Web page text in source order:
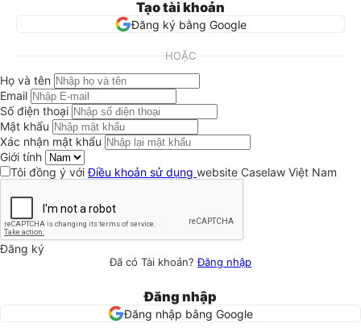
Tạo tài khoản
Đăng ký bằng Google
HOẶC
Họ và tên
Email
Số điện thoại
Mật khẩu
Xác nhận mật khẩu
Giới tính
Tôi đồng ý vớiĐiều khoản sử dụng website Caselaw Việt Nam
Đăng ký
Đã có Tài khoản?Đăng nhập
Đăng nhập
Đăng nhập bằng Google